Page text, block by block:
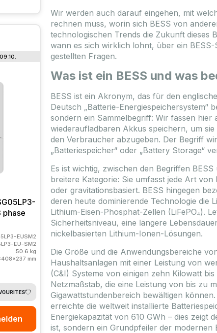
Wir werden auch darauf eingehen, mit
rechnen muss, worin sich BESS von
technologischen Trends die Zukunft dieses
wann es sich wirklich lohnt, über ein
gestellten Fragen.
Was ist ein BESS und was
BESS ist ein Akronym, das für den
Deutsch „Batterie-Energiespeichersystem“
sondern ein Sammelbegriff: Wir fassen hier
wiederaufladbaren Akkus speichern, um
den Verbraucher abzugeben. Der Begriff
„Batteriespeicher“ oder „Battery Storage“
Es ist wichtig, zwischen den Begriffen
breitere Kategorie: Sie umfasst jede Art
oder gravitationsbasiert. BESS hingegen
deren heute dominierende Technologie die
Lithium-Eisen-Phosphat-Zellen (LiFePO₄).
Sicherheitsniveau, eine längere
nickelbasierten Lithium-Ionen-Lösungen.
Die Größe und die Anwendungsbereiche
Haushaltsanlagen mit einer Leistung von
(C&I) Systeme von einigen zehn Kilowatt
Netzmaßstab, die eine Leistung von bis zu
Gigawattstundenbereich bewältigen
erreichte die weltweit installierte
Energiekapazität von 610 GWh – dies zeigt
ist, sondern ein Grundpfeiler der modernen
phase
EUSM2
EU-SM2
50.6 kg
mm
Auslauf
Tongwei 575Wp TWMND-
72HD-575 N-type Bifacial silver
frame solar panel
Code
SOL-TWS-TWMND-72HD-575W
Gewicht
31.5 kg
Abmessungen
2279x1135x36 mm
Budapest: 114 Stück
DATASHEET TO FAVOURITES
Registrieren / Anmelden
Angebot läuft ab: 2026.09.10.
Auf
Code
Modell